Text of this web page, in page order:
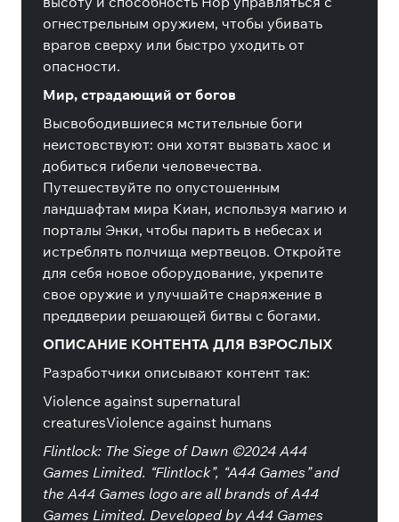
огнестрельным оружием, чтобы убивать
врагов сверху или быстро уходить от
опасности.
Мир, страдающий от богов
Высвободившиеся мстительные боги
неистовствуют: они хотят вызвать хаос и
добиться гибели человечества.
Путешествуйте по опустошенным
ландшафтам мира Киан, используя магию и
порталы Энки, чтобы парить в небесах и
истреблять полчища мертвецов. Откройте
для себя новое оборудование, укрепите
свое оружие и улучшайте снаряжение в
преддверии решающей битвы с богами.
ОПИСАНИЕ КОНТЕНТА ДЛЯ ВЗРОСЛЫХ
Разработчики описывают контент так:
Violence against supernatural
creaturesViolence against humans
Flintlock: The Siege of Dawn ©2024 A44
Games Limited. “Flintlock”, “A44 Games” and
the A44 Games logo are all brands of A44
Games Limited. Developed by A44 Games